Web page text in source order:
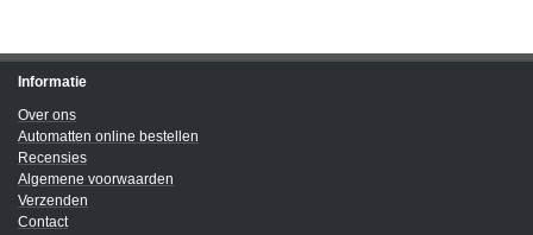
Informatie
Over ons
Automatten online bestellen
Recensies
Algemene voorwaarden
Verzenden
Contact